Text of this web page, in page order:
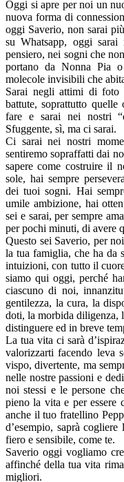
Oggi si apre per noi un
nuova forma di
oggi Saverio, non sarai
su Whatsapp, oggi
pensiero, nei sogni che
portano da Nonna Pia
molecole invisibili che
Sarai negli attimi di foto
battute, soprattutto
fare e sarai nei nostri
Sfuggente, sì, ma ci sarai.
Ci sarai nei nostri
sentiremo sopraffatti dai
sapere come costruire il
sole, hai sempre
dei tuoi sogni. Hai
umile ambizione, hai
sei e sarai, per sempre
per pochi minuti, di avere
Questo sei Saverio, per
la tua famiglia, che ha da
intuizioni, con tutto il
siamo qui oggi, perché
ciascuno di noi,
gentilezza, la cura, la
doti, la morbida diligenza,
distinguere ed in breve
La tua vita ci sarà
valorizzarti facendo leva
vispo, divertente, ma
nelle nostre passioni e
noi stessi e le persone
pieno la vita e per essere
anche il tuo fratellino
d’esempio, saprà
fiero e sensibile, come te.
Saverio oggi vogliamo
affinché della tua vita
migliori.